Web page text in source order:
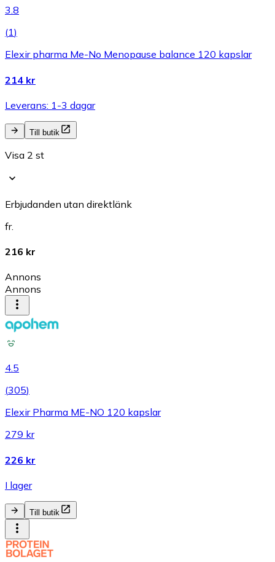
3.8
(1)
Elexir pharma Me-No Menopause balance 120 kapslar
214 kr
Leverans: 1-3 dagar
Till butik
Visa 2 st
Erbjudanden utan direktlänk
fr.
216 kr
Annons
Annons
4.5
(305)
Elexir Pharma ME-NO 120 kapslar
279 kr
226 kr
I lager
Till butik